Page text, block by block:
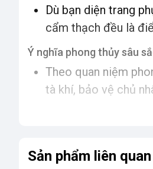
Dù bạn diện trang
cẩm thạch đều là
Ý nghĩa phong thủy sâu
Theo quan niệm
tà khí, bảo vệ chủ
Màu xanh của cẩm
tập trung.
Sản phẩm liên quan